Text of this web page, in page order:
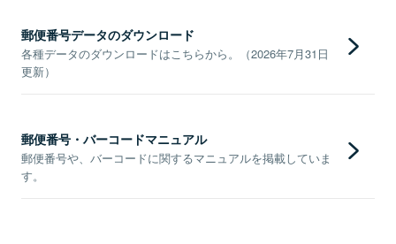
郵便番号データのダウンロード
各種データのダウンロードはこちらから。（2026年7月31日
更新）
郵便番号・バーコードマニュアル
郵便番号や、バーコードに関するマニュアルを掲載していま
す。